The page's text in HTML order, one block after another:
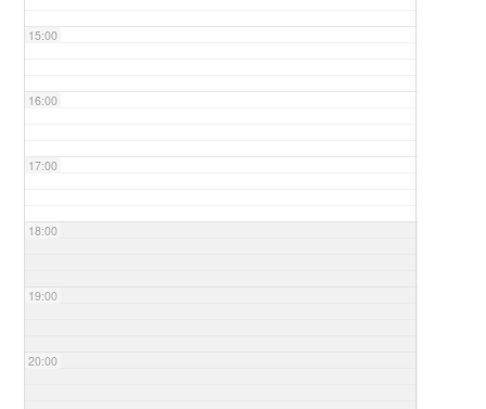
15:00
16:00
17:00
18:00
19:00
20:00